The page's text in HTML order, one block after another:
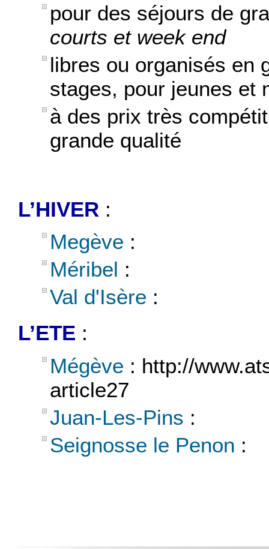
pour des séjours de
courts et week end
libres ou organisés en
stages, pour jeunes et
à des prix très
grande qualité
L’HIVER :
Megève :
Méribel :
Val d'Isère :
L’ETE :
Mégève : http://
article27
Juan-Les-Pins :
Seignosse le Penon :